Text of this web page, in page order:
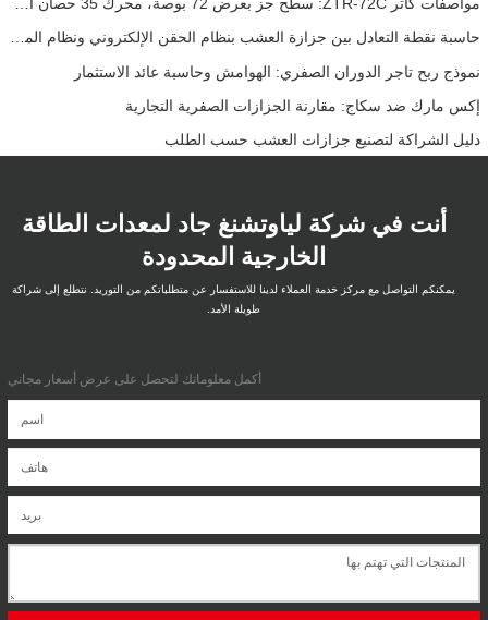
حاسبة نقطة التعادل بين جزازة العشب بنظام الحقن الإلكتروني ونظام المكربن للأساطيل
نموذج ربح تاجر الدوران الصفري: الهوامش وحاسبة عائد الاستثمار
إكس مارك ضد سكاج: مقارنة الجزازات الصفرية التجارية
دليل الشراكة لتصنيع جزازات العشب حسب الطلب
أنت في شركة لياوتشنغ جاد لمعدات الطاقة
الخارجية المحدودة
يمكنكم التواصل مع مركز خدمة العملاء لدينا للاستفسار عن متطلباتكم من التوريد. نتطلع إلى شراكة
طويلة الأمد.
أكمل معلوماتك لتحصل على عرض أسعار مجاني